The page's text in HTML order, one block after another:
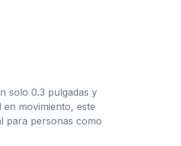
solo 0.3 pulgadas y
movimiento, este
para personas como